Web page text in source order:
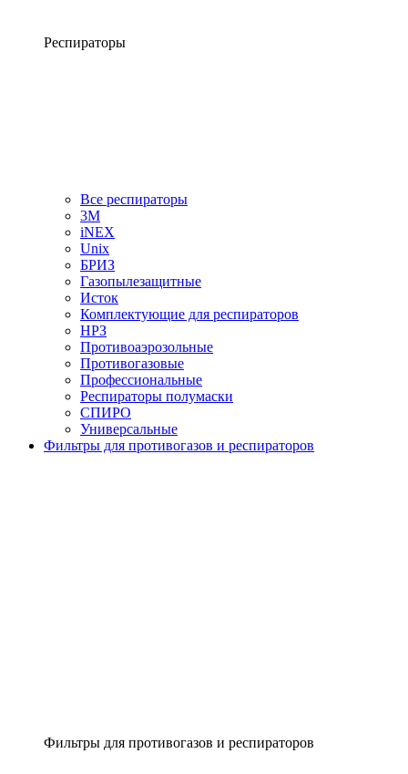
Респираторы
Все респираторы
3М
iNEX
Unix
БРИЗ
Газопылезащитные
Исток
Комплектующие для респираторов
НРЗ
Противоаэрозольные
Противогазовые
Профессиональные
Респираторы полумаски
СПИРО
Универсальные
Фильтры для противогазов и респираторов
Фильтры для противогазов и респираторов